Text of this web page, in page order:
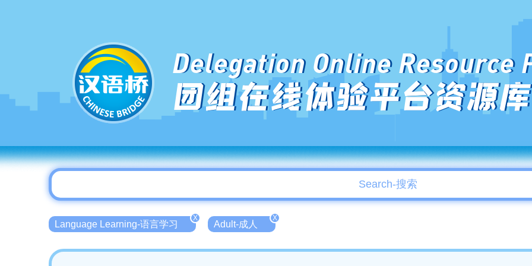
Delegation Online Resource
团组在线体验平台资源库
Language Learning-语言学习
X
Adult-成人
X